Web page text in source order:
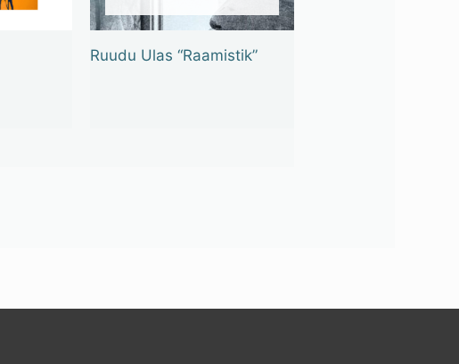
Ruudu Ulas “Raamistik”